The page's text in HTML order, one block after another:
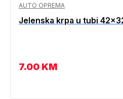
AUTO OPREMA
Jelenska krpa u tubi
7.00 KM